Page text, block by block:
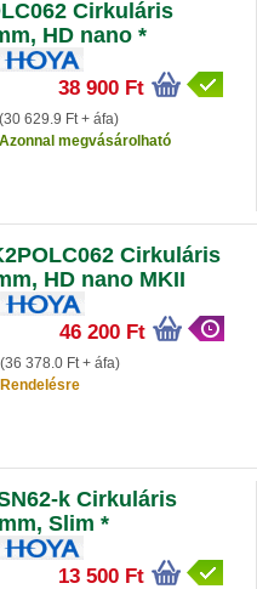
Cirkuláris
HD nano *
38 900 Ft
(30 629.9 Ft + áfa)
Azonnal megvásárolható
Cirkuláris
HD nano MKII
46 200 Ft
(36 378.0 Ft + áfa)
Rendelésre
k Cirkuláris
Slim *
13 500 Ft